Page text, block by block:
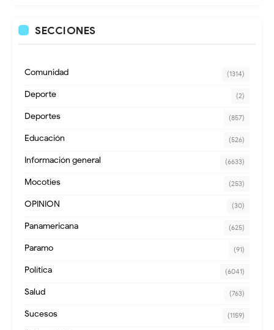
SECCIONES
Comunidad (1314)
Deporte (2)
Deportes (857)
Educación (526)
Información general (6633)
Mocoties (253)
OPINION (30)
Panamericana (625)
Paramo (91)
Política (6041)
Salud (763)
Sucesos (1159)